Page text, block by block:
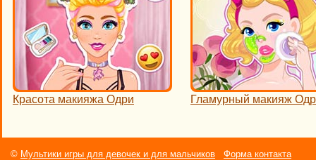
Красота макияжа Одри Гламурный макияж
© Мультики игры для девочек и для мальчиков Форма контакта